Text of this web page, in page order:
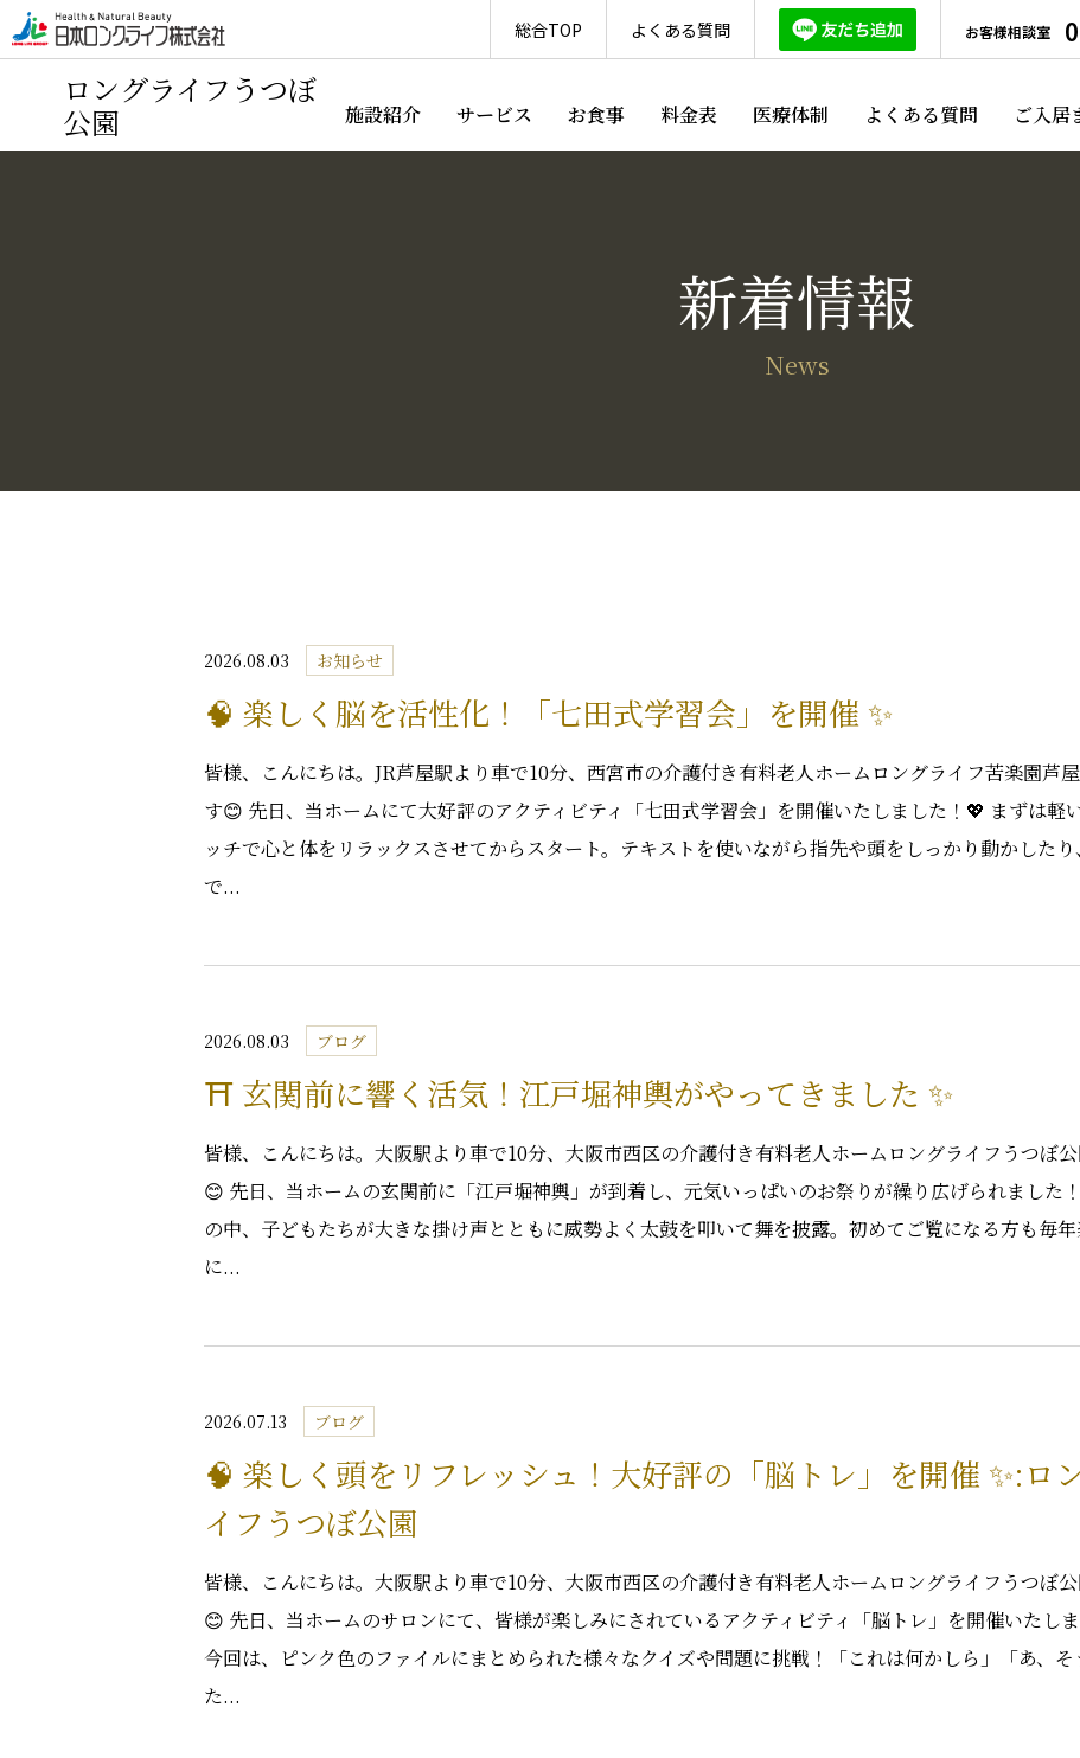
総合TOP よくある質問 お客様相談室
ロングライフうつぼ
公園
施設紹介 サービス お食事 料金表 医療体制 よくある質問 ご入居
新着情報
News
2026.08.03 お知らせ
🧠 楽しく脳を活性化！「七田式学習会」を開催 ✨
皆様、こんにちは。JR芦屋駅より車で10分、西宮市の介護付き有料老人ホームロングライフ苦楽園芦
す😊 先日、当ホームにて大好評のアクティビティ「七田式学習会」を開催いたしました！💖 まずは軽
ッチで心と体をリラックスさせてからスタート。テキストを使いながら指先や頭をしっかり動かした
で...
2026.08.03 ブログ
⛩️ 玄関前に響く活気！江戸堀神輿がやってきました ✨
皆様、こんにちは。大阪駅より車で10分、大阪市西区の介護付き有料老人ホームロングライフうつぼ
😊 先日、当ホームの玄関前に「江戸堀神輿」が到着し、元気いっぱいのお祭りが繰り広げられました
の中、子どもたちが大きな掛け声とともに威勢よく太鼓を叩いて舞を披露。初めてご覧になる方も毎
に...
2026.07.13 ブログ
🧠 楽しく頭をリフレッシュ！大好評の「脳トレ」を開催 ✨:ロ
イフうつぼ公園
皆様、こんにちは。大阪駅より車で10分、大阪市西区の介護付き有料老人ホームロングライフうつぼ
😊 先日、当ホームのサロンにて、皆様が楽しみにされているアクティビティ「脳トレ」を開催いたし
今回は、ピンク色のファイルにまとめられた様々なクイズや問題に挑戦！「これは何かしら」「あ、そ
た...